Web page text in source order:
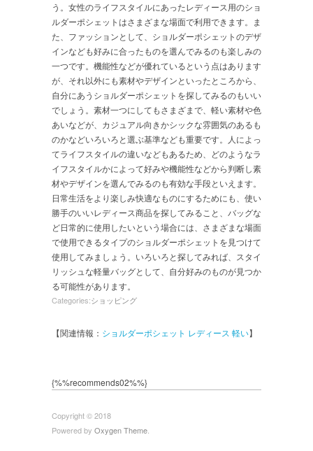
う。女性のライフスタイルにあったレディース用のショ
ルダーポシェットはさまざまな場面で利用できます。ま
た、ファッションとして、ショルダーポシェットのデザ
インなども好みに合ったものを選んでみるのも楽しみの
一つです。機能性などが優れているという点はあります
が、それ以外にも素材やデザインといったところから、
自分にあうショルダーポシェットを探してみるのもいい
でしょう。素材一つにしてもさまざまで、軽い素材や色
あいなどが、カジュアル向きかシックな雰囲気のあるも
のかなどいろいろと選ぶ基準なども重要です。人によっ
てライフスタイルの違いなどもあるため、どのようなラ
イフスタイルかによって好みや機能性などから判断し素
材やデザインを選んでみるのも有効な手段といえます。
日常生活をより楽しみ快適なものにするためにも、使い
勝手のいいレディース商品を探してみること、バッグな
ど日常的に使用したいという場合には、さまざまな場面
で使用できるタイプのショルダーポシェットを見つけて
使用してみましょう。いろいろと探してみれば、スタイ
リッシュな軽量バッグとして、自分好みのものが見つか
る可能性があります。
Categories:ショッピング
【関連情報： ショルダーポシェット レディース 軽い】
{%%recommends02%%}
Copyright © 2018
Powered by Oxygen Theme